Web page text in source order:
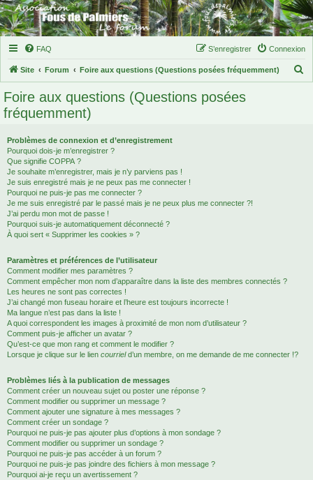
FAQ Connexion
S’enregistrer
Site Forum Foire aux questions (Questions posées fréquemment)
Foire aux questions (Questions posées
fréquemment)
Problèmes de connexion et d’enregistrement
Pourquoi dois-je m’enregistrer ?
Que signifie COPPA ?
Je souhaite m’enregistrer, mais je n’y parviens pas !
Je suis enregistré mais je ne peux pas me connecter !
Pourquoi ne puis-je pas me connecter ?
Je me suis enregistré par le passé mais je ne peux plus me connecter ?!
J’ai perdu mon mot de passe !
Pourquoi suis-je automatiquement déconnecté ?
À quoi sert « Supprimer les cookies » ?
Paramètres et préférences de l’utilisateur
Comment modifier mes paramètres ?
Comment empêcher mon nom d’apparaître dans la liste des membres connectés ?
Les heures ne sont pas correctes !
J’ai changé mon fuseau horaire et l’heure est toujours incorrecte !
Ma langue n’est pas dans la liste !
A quoi correspondent les images à proximité de mon nom d’utilisateur ?
Comment puis-je afficher un avatar ?
Qu’est-ce que mon rang et comment le modifier ?
Lorsque je clique sur le lien courrield’un membre, on me demande de me connecter !?
Problèmes liés à la publication de messages
Comment créer un nouveau sujet ou poster une réponse ?
Comment modifier ou supprimer un message ?
Comment ajouter une signature à mes messages ?
Comment créer un sondage ?
Pourquoi ne puis-je pas ajouter plus d’options à mon sondage ?
Comment modifier ou supprimer un sondage ?
Pourquoi ne puis-je pas accéder à un forum ?
Pourquoi ne puis-je pas joindre des fichiers à mon message ?
Pourquoi ai-je reçu un avertissement ?